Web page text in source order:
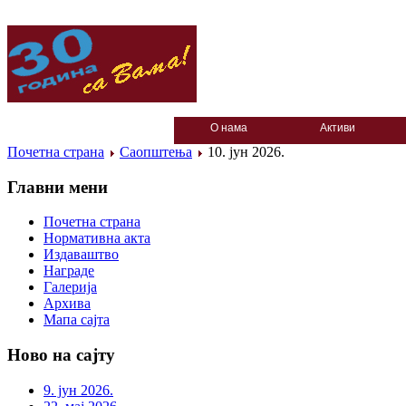
О нама Активи
Почетна страна Саопштења 10. јун 2026.
Главни мени
Почетна страна
Нормативна акта
Издаваштво
Награде
Галерија
Архива
Мапа сајта
Ново на сајту
9. јун 2026.